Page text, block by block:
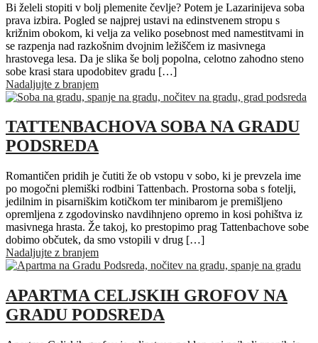
Bi želeli stopiti v bolj plemenite čevlje? Potem je Lazarinijeva soba
prava izbira. Pogled se najprej ustavi na edinstvenem stropu s
križnim obokom, ki velja za veliko posebnost med namestitvami in
se razpenja nad razkošnim dvojnim ležiščem iz masivnega
hrastovega lesa. Da je slika še bolj popolna, celotno zahodno steno
sobe krasi stara upodobitev gradu […]
Nadaljujte z branjem
TATTENBACHOVA SOBA NA GRADU
PODSREDA
Romantičen pridih je čutiti že ob vstopu v sobo, ki je prevzela ime
po mogočni plemiški rodbini Tattenbach. Prostorna soba s fotelji,
jedilnim in pisarniškim kotičkom ter minibarom je premišljeno
opremljena z zgodovinsko navdihnjeno opremo in kosi pohištva iz
masivnega hrasta. Že takoj, ko prestopimo prag Tattenbachove sobe
dobimo občutek, da smo vstopili v drug […]
Nadaljujte z branjem
APARTMA CELJSKIH GROFOV NA
GRADU PODSREDA